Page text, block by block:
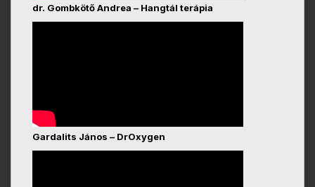
dr. Gombkötő Andrea – Hangtál terápia
Gardalits János – DrOxygen